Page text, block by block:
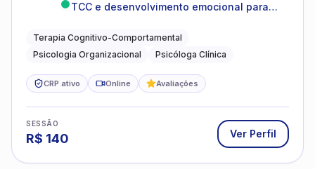
TCC e desenvolvimento emocional para
Terapia Cognitivo-Comportamental
Psicologia Organizacional
Psicóloga Clínica
CRP ativo Online Avaliações
SESSÃO
R$ 140 Ver Perfil